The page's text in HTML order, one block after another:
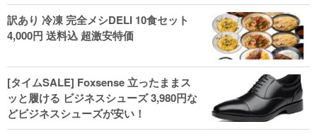
訳あり 冷凍 完全メシDELI 10食セット
4,000円 送料込 超激安特価
[タイムSALE] Foxsense 立ったままス
ッと履ける ビジネスシューズ 3,980円な
どビジネスシューズが安い！